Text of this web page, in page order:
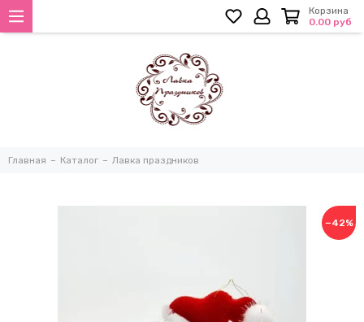
Корзина
0.00 руб
Главная Каталог Лавка праздников
−42%